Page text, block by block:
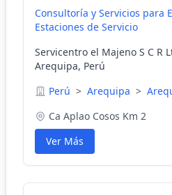
Consultoría y Servicios para
Estaciones de Servicio
Servicentro el Majeno S C R
Arequipa, Perú
Perú > Arequipa >
Ca Aplao Cosos Km 2
Ver Más